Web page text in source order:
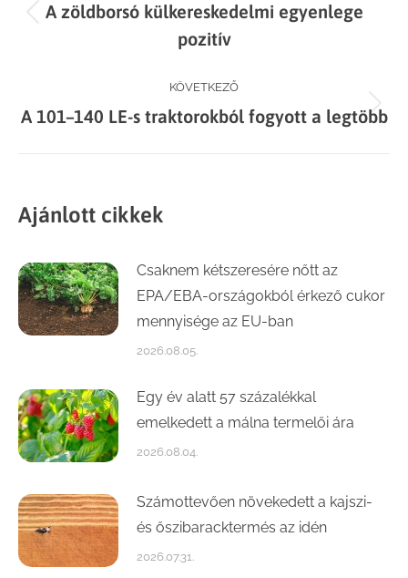
navigation
Previous
post:
A zöldborsó külkereskedelmi egyenlege
pozitív
KÖVETKEZŐ
Next
A 101–140 LE-s traktorokból fogyott a legtöbb
Ajánlott cikkek
Csaknem kétszeresére nőtt az
EPA/EBA-országokból érkező cukor
mennyisége az EU-ban
2026.08.05.
Egy év alatt 57 százalékkal
emelkedett a málna termelői ára
2026.08.04.
Számottevően növekedett a kajszi-
és őszibaracktermés az idén
2026.07.31.